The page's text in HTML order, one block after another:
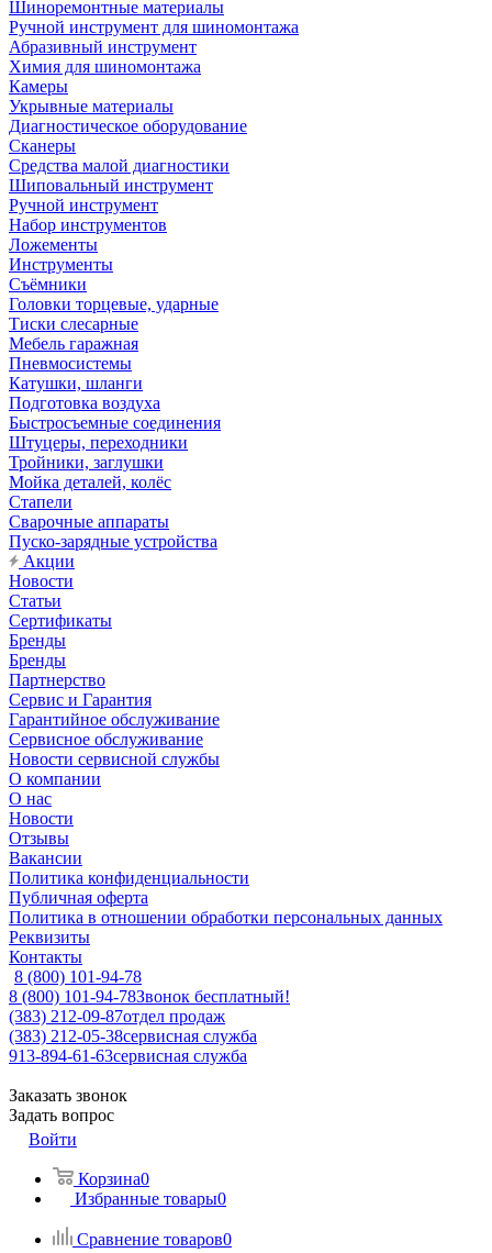
Шиноремонтные материалы
Ручной инструмент для шиномонтажа
Абразивный инструмент
Химия для шиномонтажа
Камеры
Укрывные материалы
Диагностическое оборудование
Сканеры
Средства малой диагностики
Шиповальный инструмент
Ручной инструмент
Набор инструментов
Ложементы
Инструменты
Съёмники
Головки торцевые, ударные
Тиски слесарные
Мебель гаражная
Пневмосистемы
Катушки, шланги
Подготовка воздуха
Быстросъемные соединения
Штуцеры, переходники
Тройники, заглушки
Мойка деталей, колёс
Стапели
Сварочные аппараты
Пуско-зарядные устройства
Акции
Новости
Статьи
Сертификаты
Бренды
Бренды
Партнерство
Сервис и Гарантия
Гарантийное обслуживание
Сервисное обслуживание
Новости сервисной службы
О компании
О нас
Новости
Отзывы
Вакансии
Политика конфиденциальности
Публичная оферта
Политика в отношении обработки персональных данных
Реквизиты
Контакты
8 (800) 101-94-78
8 (800) 101-94-78Звонок бесплатный!
(383) 212-09-87отдел продаж
(383) 212-05-38сервисная служба
913-894-61-63сервисная служба
Заказать звонок
Задать вопрос
Войти
Корзина0
Избранные товары0
Сравнение товаров0